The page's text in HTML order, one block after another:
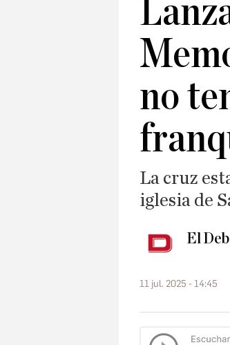
no
La cruz
iglesia de
El
11 jul. 2025 - 14:45